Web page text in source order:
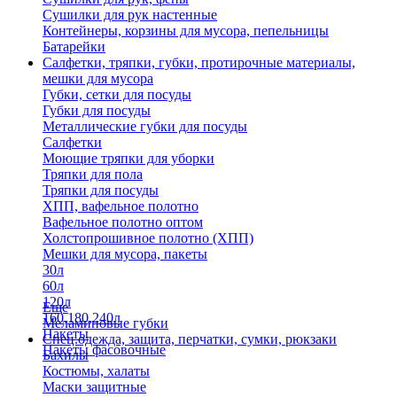
Сушилки для рук настенные
Контейнеры, корзины для мусора, пепельницы
Батарейки
Салфетки, тряпки, губки, протирочные материалы,
мешки для мусора
Губки, сетки для посуды
Губки для посуды
Металлические губки для посуды
Салфетки
Моющие тряпки для уборки
Тряпки для пола
Тряпки для посуды
ХПП, вафельное полотно
Вафельное полотно оптом
Холстопрошивное полотно (ХПП)
Мешки для мусора, пакеты
30л
60л
120л
160,180,240л
Пакеты
Пакеты фасовочные
Еще
Меламиновые губки
Спец.одежда, защита, перчатки, сумки, рюкзаки
Бахилы
Костюмы, халаты
Маски защитные